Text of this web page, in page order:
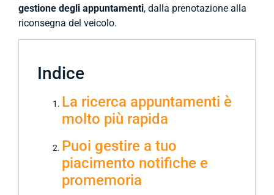
gestione degli appuntamenti, dalla prenotazione alla
riconsegna del veicolo.
Indice
La ricerca appuntamenti è
molto più rapida
Puoi gestire a tuo
piacimento notifiche e
promemoria